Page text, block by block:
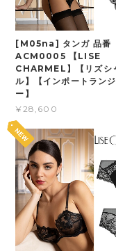
[M05na] タンガ 品番
ACM0005 【LISE
CHARMEL】【リズシ
ル】【インポートラン
ー】
¥28,600